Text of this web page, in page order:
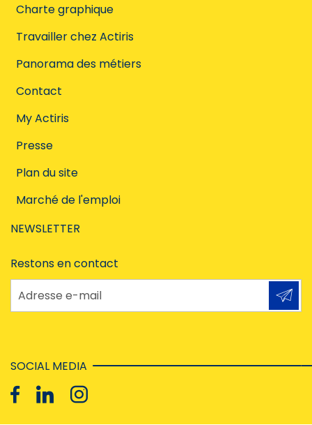
Charte graphique
Travailler chez Actiris
Panorama des métiers
Contact
My Actiris
Presse
Plan du site
Marché de l'emploi
NEWSLETTER
Restons en contact
Adresse e-mail
SOCIAL MEDIA